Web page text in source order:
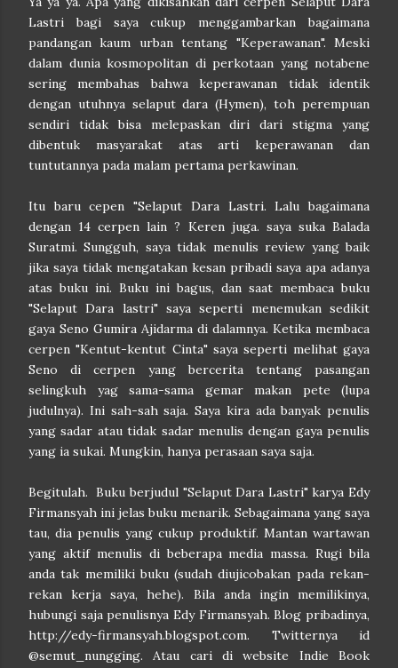
Lastri bagi saya cukup menggambarkan bagaimana
pandangan kaum urban tentang "Keperawanan". Meski
dalam dunia kosmopolitan di perkotaan yang notabene
sering membahas bahwa keperawanan tidak identik
dengan utuhnya selaput dara (Hymen), toh perempuan
sendiri tidak bisa melepaskan diri dari stigma yang
dibentuk masyarakat atas arti keperawanan dan
tuntutannya pada malam pertama perkawinan.
Itu baru cepen "Selaput Dara Lastri. Lalu bagaimana
dengan 14 cerpen lain ? Keren juga. saya suka Balada
Suratmi. Sungguh, saya tidak menulis review yang baik
jika saya tidak mengatakan kesan pribadi saya apa adanya
atas buku ini. Buku ini bagus, dan saat membaca buku
"Selaput Dara lastri" saya seperti menemukan sedikit
gaya Seno Gumira Ajidarma di dalamnya. Ketika membaca
cerpen "Kentut-kentut Cinta" saya seperti melihat gaya
Seno di cerpen yang bercerita tentang pasangan
selingkuh yag sama-sama gemar makan pete (lupa
judulnya). Ini sah-sah saja. Saya kira ada banyak penulis
yang sadar atau tidak sadar menulis dengan gaya penulis
yang ia sukai. Mungkin, hanya perasaan saya saja.
Begitulah. Buku berjudul "Selaput Dara Lastri" karya Edy
Firmansyah ini jelas buku menarik. Sebagaimana yang saya
tau, dia penulis yang cukup produktif. Mantan wartawan
yang aktif menulis di beberapa media massa. Rugi bila
anda tak memiliki buku (sudah diujicobakan pada rekan-
rekan kerja saya, hehe). Bila anda ingin memilikinya,
hubungi saja penulisnya Edy Firmansyah. Blog pribadinya,
http://edy-firmansyah.blogspot.com. Twitternya id
@semut_nungging. Atau cari di website Indie Book